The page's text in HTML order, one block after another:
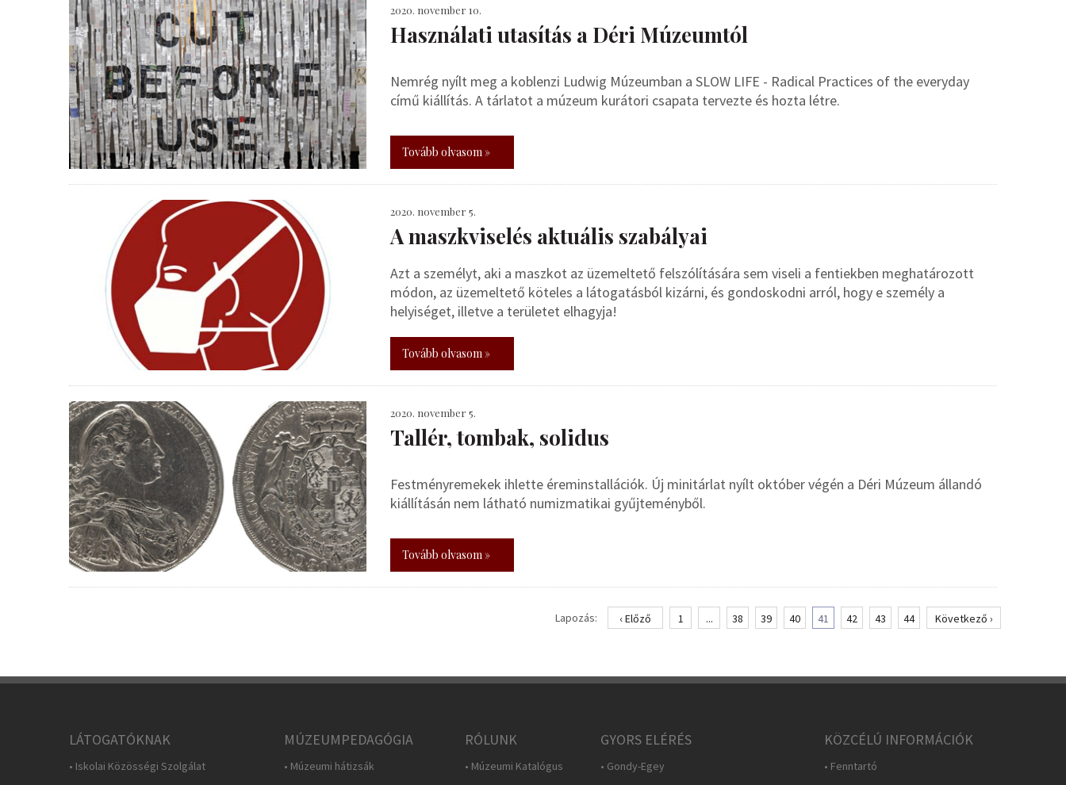
2020. november 10.
Használati utasítás a Déri Múzeumtól
Nemrég nyílt meg a koblenzi Ludwig Múzeumban a SLOW LIFE - Radical Practices of the everyday
című kiállítás. A tárlatot a múzeum kurátori csapata tervezte és hozta létre.
Tovább olvasom »
2020. november 5.
A maszkviselés aktuális szabályai
Azt a személyt, aki a maszkot az üzemeltető felszólítására sem viseli a fentiekben meghatározott
módon, az üzemeltető köteles a látogatásból kizárni, és gondoskodni arról, hogy e személy a
helyiséget, illetve a területet elhagyja!
Tovább olvasom »
2020. november 5.
Tallér, tombak, solidus
Festményremekek ihlette éreminstallációk. Új minitárlat nyílt október végén a Déri Múzeum állandó
kiállításán nem látható numizmatikai gyűjteményből.
Tovább olvasom »
Lapozás: ‹ Előző 1 ... 38 39 40 41 42 43 44 Következő ›
LÁTOGATÓKNAK
• Iskolai Közösségi Szolgálat
MÚZEUMPEDAGÓGIA
• Múzeumi hátizsák
RÓLUNK
• Múzeumi Katalógus
GYORS ELÉRÉS
• Gondy-Egey
KÖZCÉLÚ INFORMÁCIÓK
• Fenntartó